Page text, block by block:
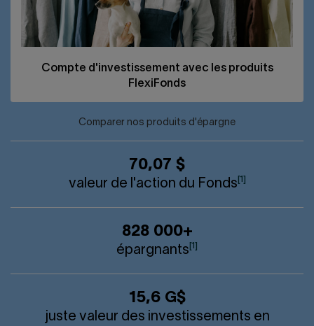
Compte d'investissement avec les produits
FlexiFonds
Comparer nos produits d'épargne
70,07 $
valeur de l'action du Fonds [1]
828 000+
épargnants [1]
15,6 G$
juste valeur des investissements en